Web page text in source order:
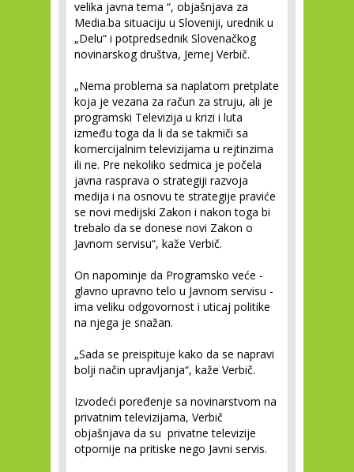
velika javna tema “, objašnjava za
Media.ba situaciju u Sloveniji, urednik u
„Delu“ i potpredsednik Slovenačkog
novinarskog društva, Jernej Verbič.
„Nema problema sa naplatom pretplate
koja je vezana za račun za struju, ali je
programski Televizija u krizi i luta
između toga da li da se takmiči sa
komercijalnim televizijama u rejtinzima
ili ne. Pre nekoliko sedmica je počela
javna rasprava o strategiji razvoja
medija i na osnovu te strategije praviće
se novi medijski Zakon i nakon toga bi
trebalo da se donese novi Zakon o
Javnom servisu“, kaže Verbič.
On napominje da Programsko veće -
glavno upravno telo u Javnom servisu -
ima veliku odgovornost i uticaj politike
na njega je snažan.
„Sada se preispituje kako da se napravi
bolji način upravljanja“, kaže Verbič.
Izvodeći poređenje sa novinarstvom na
privatnim televizijama, Verbič
objašnjava da su privatne televizije
otpornije na pritiske nego Javni servis.